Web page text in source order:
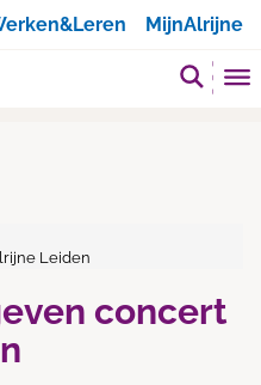
MijnAlrijne
Leiden
concert